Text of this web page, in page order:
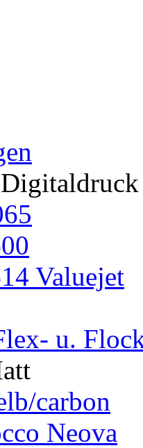
Valuejet
u.
carbon
Neova